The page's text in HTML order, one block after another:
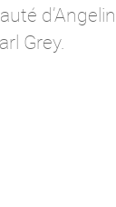
Grey.